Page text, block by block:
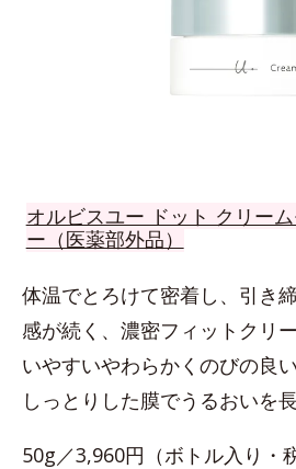
オルビスユー ドット クリー
ー（医薬部外品）
体温でとろけて密着し、引き
感が続く、濃密フィットクリ
いやすいやわらかくのびの良
しっとりした膜でうるおいを
50g／3,960円（ボトル入り・